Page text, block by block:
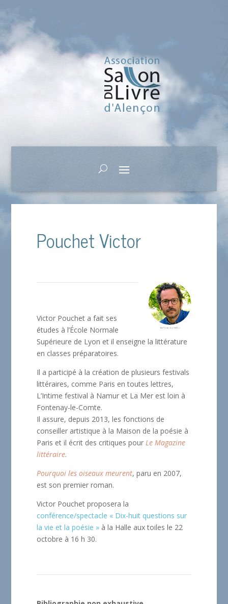
Pouchet Victor
Victor Pouchet a fait ses
études à l’École Normale
Supérieure de Lyon et il enseigne la littérature
en classes préparatoires.
Il a participé à la création de plusieurs festivals
littéraires, comme Paris en toutes lettres,
L’Intime festival à Namur et La Mer est loin à
Fontenay-le-Comte.
Il assure, depuis 2013, les fonctions de
conseiller artistique à la Maison de la poésie à
Paris et il écrit des critiques pourLe Magazine
littéraire.
Pourquoi les oiseaux meurent, paru en 2007,
est son premier roman.
Victor Pouchet proposera la
conférence/spectacle « Dix-huit questions sur
la vie et la poésie » à la Halle aux toiles le 22
octobre à 16 h 30.